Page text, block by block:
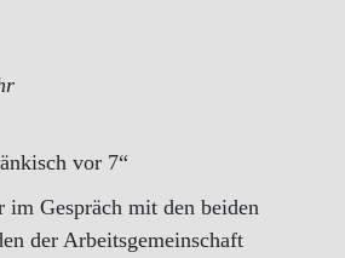
vor 7“
im Gespräch mit den beiden
der Arbeitsgemeinschaft